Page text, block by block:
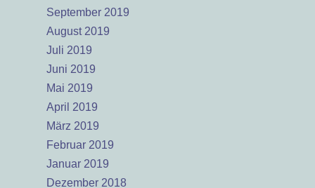
September 2019
August 2019
Juli 2019
Juni 2019
Mai 2019
April 2019
März 2019
Februar 2019
Januar 2019
Dezember 2018